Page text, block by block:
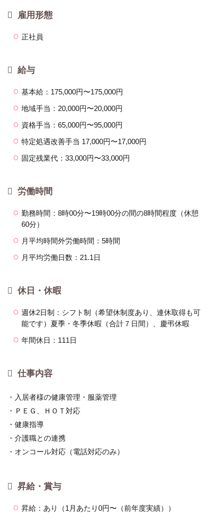
雇用形態
正社員
給与
基本給：175,000円〜175,000円
地域手当：20,000円〜20,000円
資格手当：65,000円〜95,000円
特定処遇改善手当 17,000円〜17,000円
固定残業代：33,000円〜33,000円
労働時間
勤務時間：8時00分〜19時00分の間の8時間程度（休憩
60分）
月平均時間外労働時間：5時間
月平均労働日数：21.1日
休日・休暇
週休2日制：シフト制（希望休制度あり、連休取得も可
能です）夏季・冬季休暇（合計７日間）、慶弔休暇
年間休日：111日
仕事内容
・入居者様の健康管理・服薬管理
・ＰＥＧ、ＨＯＴ対応
・健康指導
・介護職との連携
・オンコール対応（電話対応のみ）
昇給・賞与
昇給：あり（1月あたり0円〜（前年度実績））